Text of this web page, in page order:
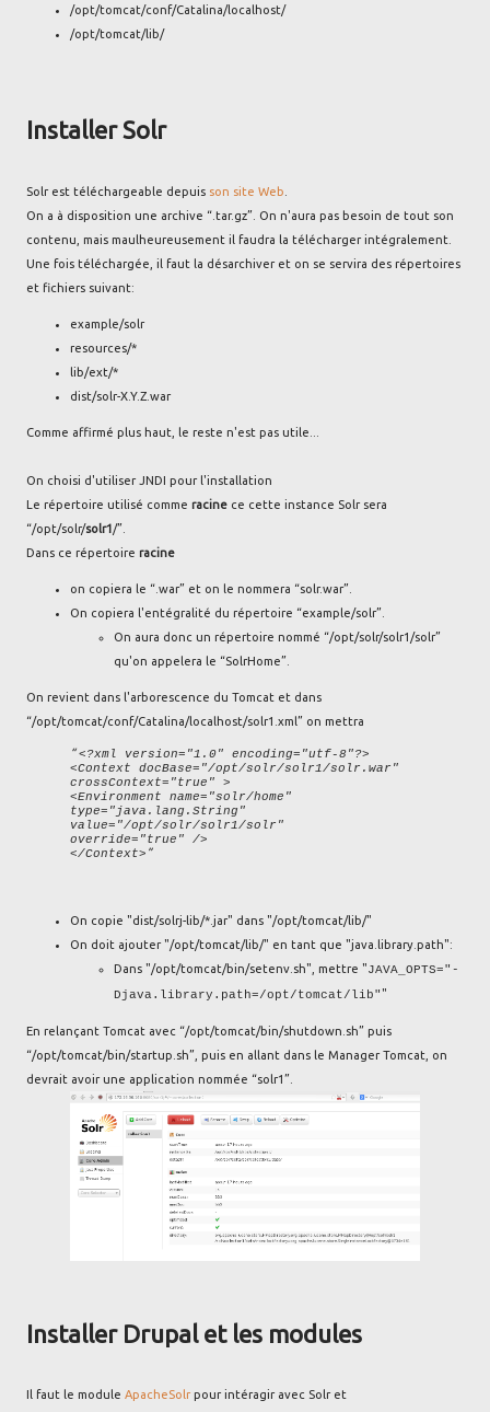
/opt/tomcat/conf/Catalina/localhost/
/opt/tomcat/lib/
Installer Solr
Solr est téléchargeable depuis son site Web
On a à disposition une archive “.tar.gz”. On n'aura pas besoin de tout son
contenu, mais maulheureusement il faudra la télécharger intégralement.
Une fois téléchargée, il faut la désarchiver et on se servira des répertoires
et fichiers suivant:
example/solr
resources/*
lib/ext/*
dist/solr-X.Y.Z.war
Comme affirmé plus haut, le reste n'est pas utile...
On choisi d'utiliser JNDI pour l'installation
Le répertoire utilisé comme racine ce cette instance Solr sera
“/opt/solr/solr1/”.
Dans ce répertoire racine
on copiera le “.war” et on le nommera “solr.war”.
On copiera l'entégralité du répertoire “example/solr”.
On aura donc un répertoire nommé “/opt/solr/solr1/solr”
qu'on appelera le “SolrHome”.
On revient dans l'arborescence du Tomcat et dans
“/opt/tomcat/conf/Catalina/localhost/solr1.xml” on mettra
<?xml version="1.0" encoding="utf-8"?>
<Context docBase="/opt/solr/solr1/solr.war"
crossContext="true" >
<Environment name="solr/home"
type="java.lang.String"
value="/opt/solr/solr1/solr"
override="true" />
</Context>
On copie "dist/solrj-lib/*.jar" dans "/opt/tomcat/lib/"
On doit ajouter "/opt/tomcat/lib/" en tant que "java.library.path":
Dans "/opt/tomcat/bin/setenv.sh", mettre "JAVA_OPTS="-
Djava.library.path=/opt/tomcat/lib""
En relançant Tomcat avec “/opt/tomcat/bin/shutdown.sh” puis
“/opt/tomcat/bin/startup.sh”, puis en allant dans le Manager Tomcat, on
devrait avoir une application nommée “solr1”.
Installer Drupal et les modules
Il faut le module ApacheSolr pour intéragir avec Solr et